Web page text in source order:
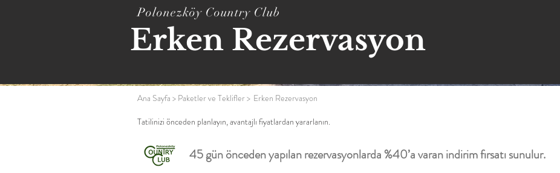
Polonezköy Country Club
Erken Rezervasyon
Erken Rezervasyon
Ana Sayfa > Paketler ve Teklifler>
Tatilinizi önceden planlayın, avantajlı fiyatlardan yararlanın.
45 gün önceden yapılan rezervasyonlarda %40’a varan indirim fırsatı sunulur.